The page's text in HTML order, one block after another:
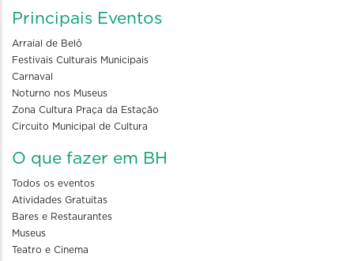
Principais Eventos
Arraial de Belô
Festivais Culturais Municipais
Carnaval
Noturno nos Museus
Zona Cultura Praça da Estação
Circuito Municipal de Cultura
O que fazer em BH
Todos os eventos
Atividades Gratuitas
Bares e Restaurantes
Museus
Teatro e Cinema